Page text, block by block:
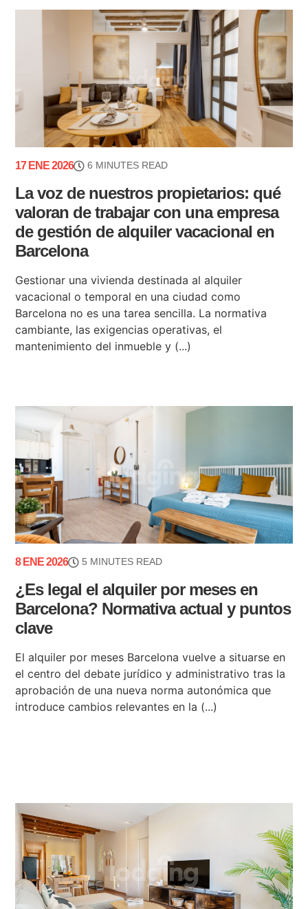
17 ENE 2026 6 MINUTES READ
La voz de nuestros propietarios: qué
valoran de trabajar con una empresa
de gestión de alquiler vacacional en
Barcelona
Gestionar una vivienda destinada al alquiler
vacacional o temporal en una ciudad como
Barcelona no es una tarea sencilla. La normativa
cambiante, las exigencias operativas, el
mantenimiento del inmueble y (...)
8 ENE 2026 5 MINUTES READ
¿Es legal el alquiler por meses en
Barcelona? Normativa actual y puntos
clave
El alquiler por meses Barcelona vuelve a situarse en
el centro del debate jurídico y administrativo tras la
aprobación de una nueva norma autonómica que
introduce cambios relevantes en la (...)